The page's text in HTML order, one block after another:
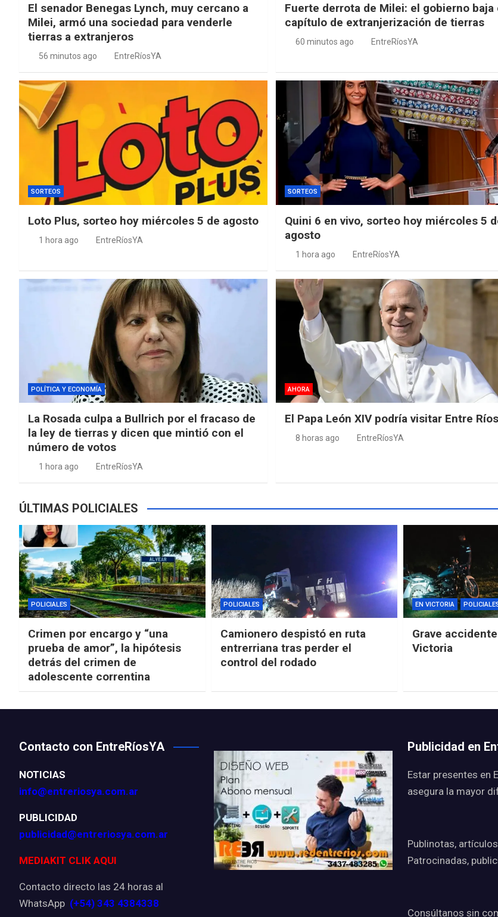
El senador Benegas Lynch, muy cercano a
Milei, armó una sociedad para venderle
tierras a extranjeros
56 minutos ago EntreRíosYA
Fuerte derrota de Milei: el gobierno baja
capítulo de extranjerización de tierras
60 minutos ago EntreRíosYA
SORTEOS
Loto Plus, sorteo hoy miércoles 5 de agosto
1 hora ago EntreRíosYA
SORTEOS
Quini 6 en vivo, sorteo hoy miércoles 5
agosto
1 hora ago EntreRíosYA
POLÍTICA Y ECONOMÍA
La Rosada culpa a Bullrich por el fracaso de
la ley de tierras y dicen que mintió con el
número de votos
1 hora ago EntreRíosYA
AHORA
El Papa León XIV podría visitar Entre Ríos
8 horas ago EntreRíosYA
ÚLTIMAS POLICIALES
POLICIALES
Crimen por encargo y “una
prueba de amor”, la hipótesis
detrás del crimen de
adolescente correntina
POLICIALES
Camionero despistó en ruta
entrerriana tras perder el
control del rodado
EN VICTORIA
Grave
Victoria
Contacto con EntreRíosYA
NOTICIAS
info@entreriosya.com.ar
PUBLICIDAD
publicidad@entreriosya.com.ar
MEDIAKIT CLIK AQUI
Contacto directo las 24 horas al
WhatsApp (+54) 343 4384338
Publicidad en
Estar presentes en
asegura la mayor
Publinotas,
Patrocinadas,
Consúltanos sin